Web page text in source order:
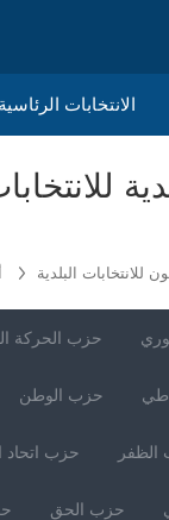
2023 الانتخابات
للانتخابات البلدية
حزب الحركة
حزب الوطن
حزب اتحاد
حزب الحق